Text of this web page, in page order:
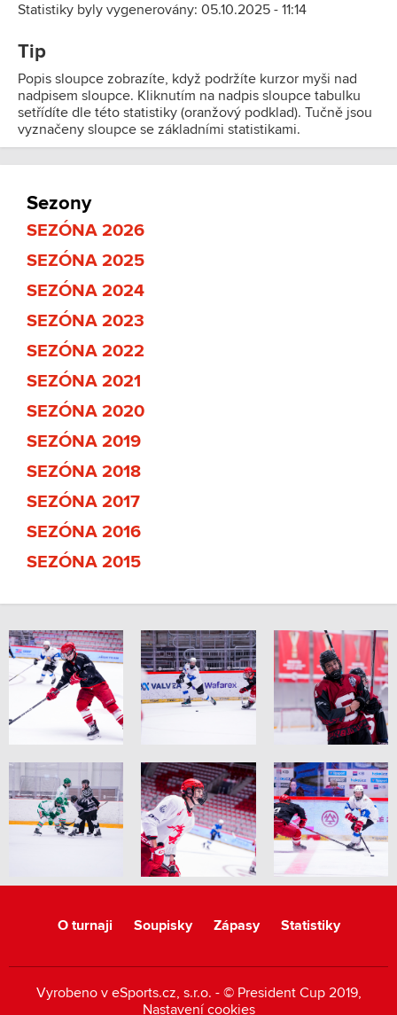
Statistiky byly vygenerovány: 05.10.2025 - 11:14
Tip
Popis sloupce zobrazíte, když podržíte kurzor myši nad
nadpisem sloupce. Kliknutím na nadpis sloupce tabulku
setřídíte dle této statistiky (oranžový podklad). Tučně jsou
vyznačeny sloupce se základními statistikami.
Sezony
SEZÓNA 2026
SEZÓNA 2025
SEZÓNA 2024
SEZÓNA 2023
SEZÓNA 2022
SEZÓNA 2021
SEZÓNA 2020
SEZÓNA 2019
SEZÓNA 2018
SEZÓNA 2017
SEZÓNA 2016
SEZÓNA 2015
O turnaji Soupisky Zápasy Statistiky
Vyrobeno v eSports.cz, s.r.o. - © President Cup 2019,
Nastavení cookies